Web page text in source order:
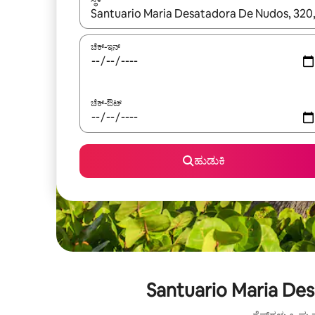
ಫಲಿತಾಂಶಗಳು ಲಭ್ಯವಿರುವಾಗ, ಅಪ್ ಮತ್ತು ಡೌನ್ ಬಾಣದ
ಚೆಕ್-ಇನ್
ಚೆಕ್-ಔಟ್
ಹುಡುಕಿ
Santuario Maria